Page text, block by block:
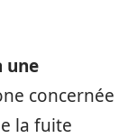
une
concernée
la fuite